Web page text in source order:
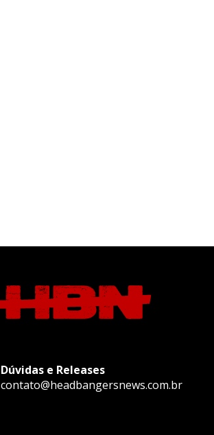
Dúvidas e Releases
contato@headbangersnews.com.br